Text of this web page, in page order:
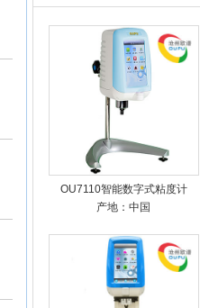
OU7110智能数字式粘度计
产地：中国